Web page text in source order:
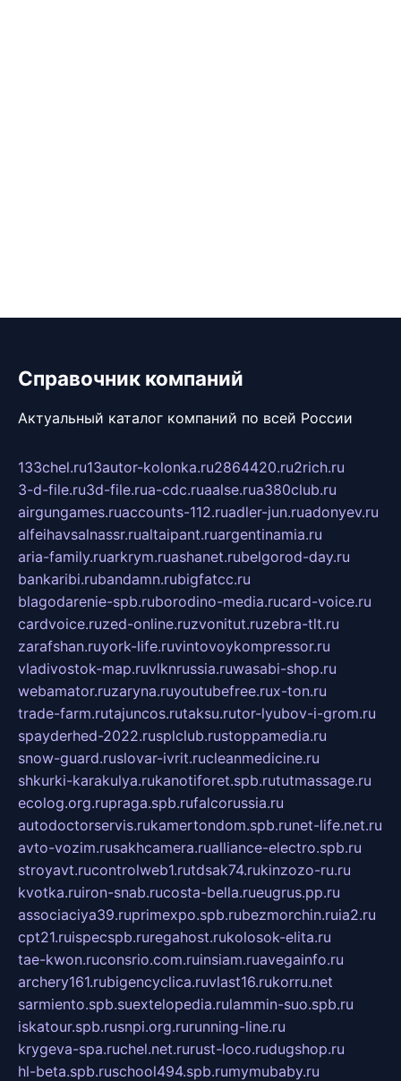
Справочник компаний
Актуальный каталог компаний по всей России
133chel.ru13autor-kolonka.ru2864420.ru2rich.ru
3-d-file.ru3d-file.rua-cdc.ruaalse.rua380club.ru
airgungames.ruaccounts-112.ruadler-jun.ruadonyev.ru
alfeihavsalnassr.rualtaipant.ruargentinamia.ru
aria-family.ruarkrym.ruashanet.rubelgorod-day.ru
bankaribi.rubandamn.rubigfatcc.ru
blagodarenie-spb.ruborodino-media.rucard-voice.ru
cardvoice.ruzed-online.ruzvonitut.ruzebra-tlt.ru
zarafshan.ruyork-life.ruvintovoykompressor.ru
vladivostok-map.ruvlknrussia.ruwasabi-shop.ru
webamator.ruzaryna.ruyoutubefree.rux-ton.ru
trade-farm.rutajuncos.rutaksu.rutor-lyubov-i-grom.ru
spayderhed-2022.rusplclub.rustoppamedia.ru
snow-guard.ruslovar-ivrit.rucleanmedicine.ru
shkurki-karakulya.rukanotiforet.spb.rututmassage.ru
ecolog.org.rupraga.spb.rufalcorussia.ru
autodoctorservis.rukamertondom.spb.runet-life.net.ru
avto-vozim.rusakhcamera.rualliance-electro.spb.ru
stroyavt.rucontrolweb1.rutdsak74.rukinzozo-ru.ru
kvotka.ruiron-snab.rucosta-bella.rueugrus.pp.ru
associaciya39.ruprimexpo.spb.rubezmorchin.ruia2.ru
cpt21.ruispecspb.ruregahost.rukolosok-elita.ru
tae-kwon.ruconsrio.com.ruinsiam.ruavegainfo.ru
archery161.rubigencyclica.ruvlast16.rukorru.net
sarmiento.spb.suextelopedia.rulammin-suo.spb.ru
iskatour.spb.rusnpi.org.rurunning-line.ru
krygeva-spa.ruchel.net.rurust-loco.rudugshop.ru
hl-beta.spb.ruschool494.spb.rumymubaby.ru